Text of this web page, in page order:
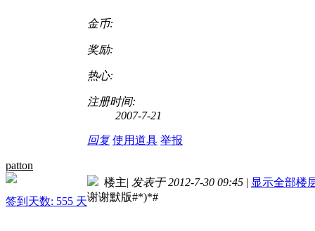
金币:
奖励:
热心:
注册时间:
2007-7-21
回复 使用道具 举报
patton
签到天数: 555 天
楼主| 发表于 2012-7-30 09:45 | 显示全部楼
谢谢默版#*)*#